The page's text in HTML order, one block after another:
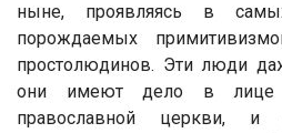
ныне, проявляясь в
порождаемых
простолюдинов. Эти люди
они имеют дело в лице
православной церкви, и